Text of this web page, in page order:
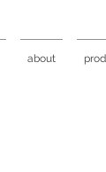
about